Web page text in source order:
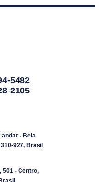
5482
2105
andar - Bela
927, Brasil
501 - Centro,